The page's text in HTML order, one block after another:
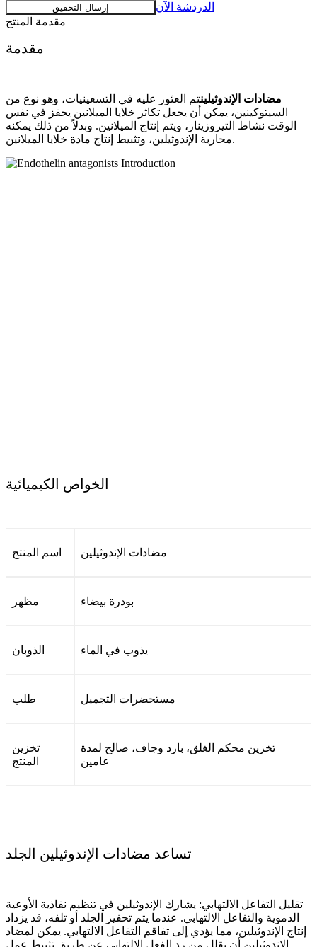
إرسال التحقيق
الدردشة الآن
مقدمة المنتج
مقدمة
مضادات الإندوثيلينتم العثور عليه في التسعينيات، وهو نوع من
السيتوكينين، يمكن أن يجعل تكاثر خلايا الميلانين يحفز في نفس
الوقت نشاط التيروزيناز، ويتم إنتاج الميلانين. وبدلاً من ذلك يمكنه
محاربة الإندوثيلين، وتثبيط إنتاج مادة خلايا الميلانين.
الخواص الكيميائية
اسم المنتج مضادات الإندوثيلين
مظهر بودرة بيضاء
الذوبان يذوب في الماء
طلب مستحضرات التجميل
تخزين
المنتج
تخزين محكم الغلق، بارد وجاف، صالح لمدة
عامين
تساعد مضادات الإندوثيلين الجلد
تقليل التفاعل الالتهابي: يشارك الإندوثيلين في تنظيم نفاذية الأوعية
الدموية والتفاعل الالتهابي. عندما يتم تحفيز الجلد أو تلفه، قد يزداد
إنتاج الإندوثيلين، مما يؤدي إلى تفاقم التفاعل الالتهابي. يمكن لمضاد